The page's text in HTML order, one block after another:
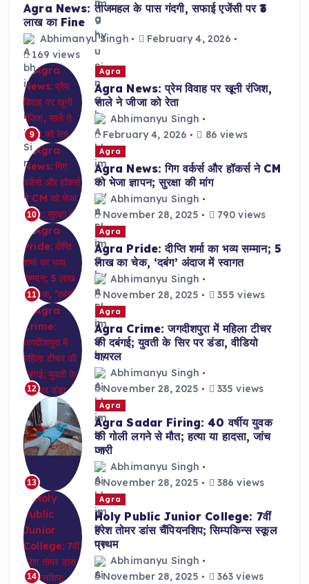
Agra News: ताजमहल के पास गंदगी, सफाई एजेंसी पर ₹3
लाख का Fine
Abhimanyu Singh
February 4, 2026
169 views
9
Agra
Agra News: प्रेम विवाह पर खूनी रंजिश,
साले ने जीजा को रेता
Abhimanyu Singh
February 4, 2026
86 views
10
Agra
Agra News: गिग वर्कर्स और हॉकर्स ने CM
को भेजा ज्ञापन; सुरक्षा की मांग
Abhimanyu Singh
November 28, 2025
790 views
11
Agra
Agra Pride: दीप्ति शर्मा का भव्य सम्मान; 5
लाख का चेक, ‘दबंग’ अंदाज में स्वागत
Abhimanyu Singh
November 28, 2025
355 views
12
Agra
Agra Crime: जगदीशपुरा में महिला टीचर
की दबंगई; युवती के सिर पर डंडा, वीडियो
वायरल
Abhimanyu Singh
November 28, 2025
335 views
13
Agra
Agra Sadar Firing: 40 वर्षीय युवक
की गोली लगने से मौत; हत्या या हादसा, जांच
जारी
Abhimanyu Singh
November 28, 2025
386 views
14
Agra
Holy Public Junior College: 7वीं
हरेश तोमर डांस चैंपियनशिप; सिम्पकिन्स स्कूल
प्रथम
Abhimanyu Singh
November 28, 2025
363 views